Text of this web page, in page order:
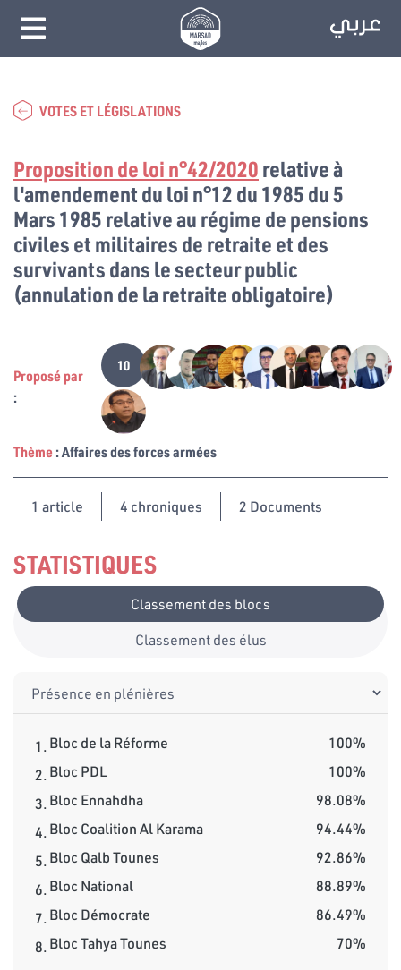
VOTES ET LÉGISLATIONS
STATISTIQUES
Classement des blocs
Classement des élus
1.Bloc de la Réforme
100%
2.Bloc PDL
100%
3.Bloc Ennahdha
98.08%
4.Bloc Coalition Al Karama
94.44%
5.Bloc Qalb Tounes
92.86%
6.Bloc National
88.89%
7.Bloc Démocrate
86.49%
8.Bloc Tahya Tounes 70%
Proposition de loi n°42/2020relative à
l'amendement du loi n°12 du 1985 du 5
Mars 1985 relative au régime de pensions
civiles et militaires de retraite et des
survivants dans le secteur public
(annulation de la retraite obligatoire)
Proposé par
:
10
Thème: Affaires des forces armées
1 article 4 chroniques 2 Documents